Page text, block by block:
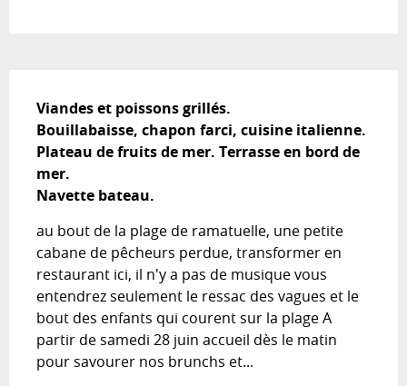
Viandes et poissons grillés.
Bouillabaisse, chapon farci, cuisine italienne.
Plateau de fruits de mer. Terrasse en bord de
mer.
Navette bateau.
au bout de la plage de ramatuelle, une petite
cabane de pêcheurs perdue, transformer en
restaurant ici, il n'y a pas de musique vous
entendrez seulement le ressac des vagues et le
bout des enfants qui courent sur la plage A
partir de samedi 28 juin accueil dès le matin
pour savourer nos brunchs et...